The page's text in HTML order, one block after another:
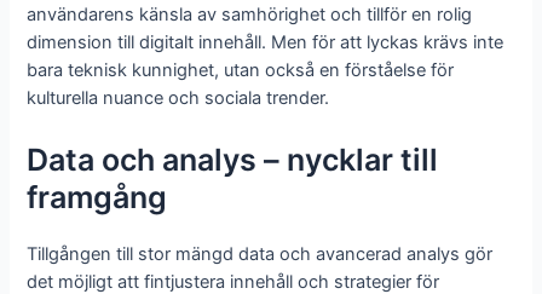
användarens känsla av samhörighet och tillför en rolig
dimension till digitalt innehåll. Men för att lyckas krävs inte
bara teknisk kunnighet, utan också en förståelse för
kulturella nuance och sociala trender.
Data och analys – nycklar till
framgång
Tillgången till stor mängd data och avancerad analys gör
det möjligt att fintjustera innehåll och strategier för